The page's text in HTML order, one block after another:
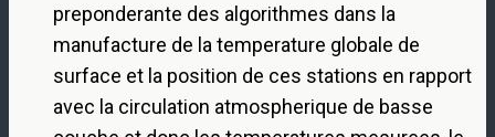
preponderante des algorithmes dans la
manufacture de la temperature globale de
surface et la position de ces stations en rapport
avec la circulation atmospherique de basse